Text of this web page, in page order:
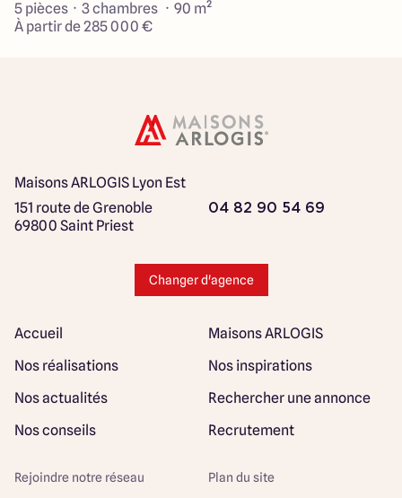
5 pièces · 3 chambres · 90 m²
À partir de 285 000 €
Maisons ARLOGIS Lyon Est
151 route de Grenoble
69800 Saint Priest
04 82 90 54 69
Changer d'agence
Accueil
Maisons ARLOGIS
Nos réalisations
Nos inspirations
Nos actualités
Rechercher une annonce
Nos conseils
Recrutement
Rejoindre notre réseau Plan du site